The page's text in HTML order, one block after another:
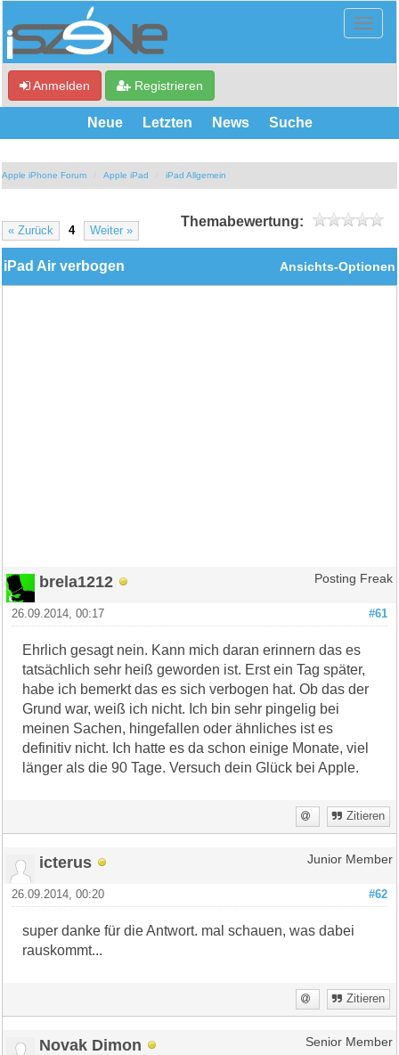
Anmelden Registrieren
Neue Letzten News Suche
Apple iPhone Forum Apple iPad iPad Allgemein
« Zurück 4 Weiter »
Themabewertung:
Ansichts-Optionen
iPad Air verbogen
brela1212 Posting Freak
#61
26.09.2014, 00:17
Ehrlich gesagt nein. Kann mich daran erinnern das es
tatsächlich sehr heiß geworden ist. Erst ein Tag später,
habe ich bemerkt das es sich verbogen hat. Ob das der
Grund war, weiß ich nicht. Ich bin sehr pingelig bei
meinen Sachen, hingefallen oder ähnliches ist es
definitiv nicht. Ich hatte es da schon einige Monate, viel
länger als die 90 Tage. Versuch dein Glück bei Apple.
Zitieren
icterus Junior Member
#62
26.09.2014, 00:20
super danke für die Antwort. mal schauen, was dabei
rauskommt...
Zitieren
Novak Dimon Senior Member